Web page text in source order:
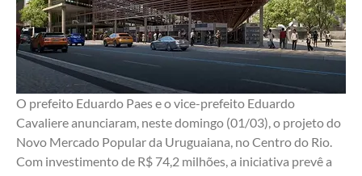
O prefeito Eduardo Paes e o vice-prefeito Eduardo
Cavaliere anunciaram, neste domingo (01/03), o projeto do
Novo Mercado Popular da Uruguaiana, no Centro do Rio.
Com investimento de R$ 74,2 milhões, a iniciativa prevê a